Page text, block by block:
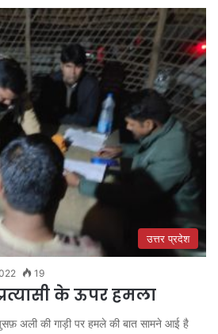
उत्तर प्रदेश
19
के ऊपर हमला
अली की गाड़ी पर हमले की बात सामने आई है